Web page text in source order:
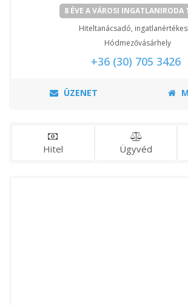
8 ÉVE A VÁROSI INGATLANIRODA
Hiteltanácsadó,
Hódmezővásárhely
+36 (30) 705 3426
ÜZENET
Hitel Ügyvéd